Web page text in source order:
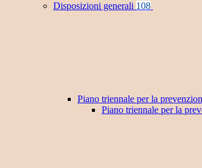
Disposizioni generali 108
Piano triennale per la
Piano triennale per la